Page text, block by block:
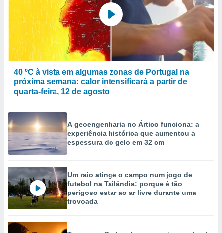
num
para
utilizar
criar
40 ºC à vista em algumas zonas de Portugal na
próxima semana: calor intensificará a partir de
quarta-feira, 12 de agosto
A geoengenharia no Ártico funciona: a
experiência histórica que aumentou a
espessura do gelo em 32 cm
Um raio atinge o campo num jogo de
futebol na Tailândia: porque é tão
perigoso estar ao ar livre durante uma
trovoada